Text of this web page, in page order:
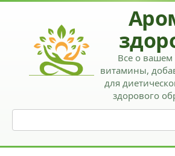
Перейти
Все о вашем
витамины,
для
здорового
Поиск: